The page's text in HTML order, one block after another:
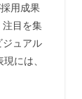
用成果
注目を集
ジュアル
には、